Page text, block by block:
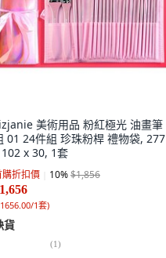
美術用品 粉紅極光 油畫筆
01 24件組 珍珠粉桿 禮物袋, 277
x 30, 1套
購折扣價 10%$1,856
1套)
貨
(1)